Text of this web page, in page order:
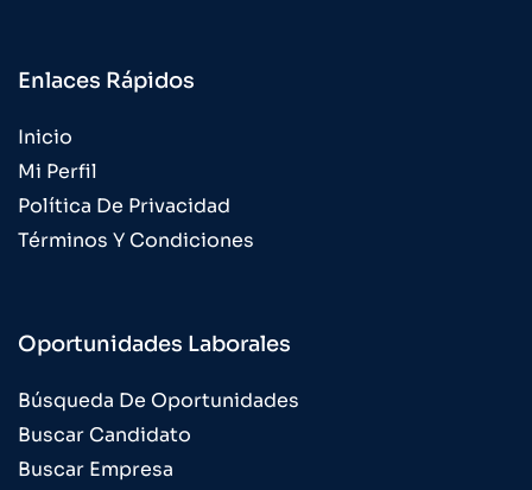
Enlaces Rápidos
Inicio
Mi Perfil
Política De Privacidad
Términos Y Condiciones
Oportunidades Laborales
Búsqueda De Oportunidades
Buscar Candidato
Buscar Empresa